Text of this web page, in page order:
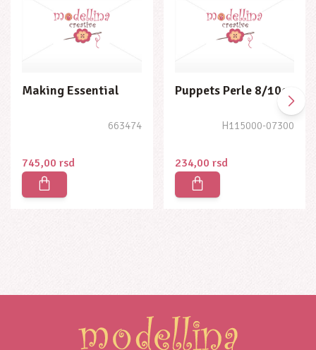
Puppets Perle 8/10gr
H115000-07300
234,00rsd
Puppets Perle 8/10gr
H115000-07386
234,00rsd